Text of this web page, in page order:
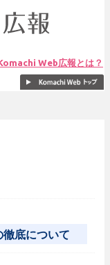
Web広報とは？
底について